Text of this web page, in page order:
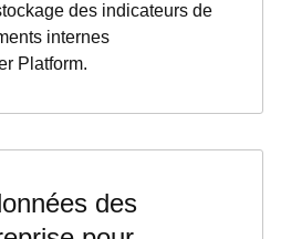
des indicateurs de
internes
Platform.
des